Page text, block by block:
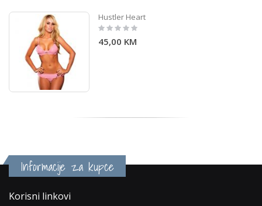
Hustler Heart
Rating:
0%
45,00 KM
Informacije za kupce
Korisni linkovi